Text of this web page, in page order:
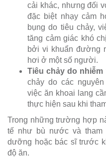
cải khác, nhưng đối
đặc biệt nhạy cảm
bụng do tiêu chảy,
tăng cảm giác khó
bởi vi khuẩn đường
hơi ở một số người.
Tiêu chảy do
chảy do các
việc ăn khoai lang
thực hiện sau khi
Trong những trường hợp
tế như bù nước và tham
dưỡng hoặc bác sĩ trước
độ ăn.